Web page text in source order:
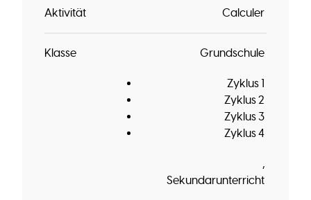
Aktivität Calculer
Klasse Grundschule
Zyklus 1
Zyklus 2
Zyklus 3
Zyklus 4
Sekundarunterricht